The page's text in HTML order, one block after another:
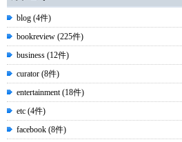
blog (4件)
bookreview (225件)
business (12件)
curator (8件)
entertainment (18件)
etc (4件)
facebook (8件)